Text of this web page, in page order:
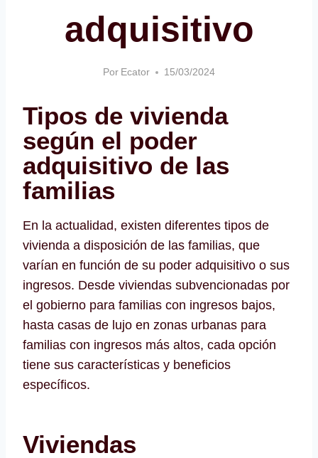
adquisitivo
Por Ecator 15/03/2024
Tipos de vivienda
según el poder
adquisitivo de las
familias
En la actualidad, existen diferentes tipos de
vivienda a disposición de las familias, que
varían en función de su poder adquisitivo o sus
ingresos. Desde viviendas subvencionadas por
el gobierno para familias con ingresos bajos,
hasta casas de lujo en zonas urbanas para
familias con ingresos más altos, cada opción
tiene sus características y beneficios
específicos.
Viviendas